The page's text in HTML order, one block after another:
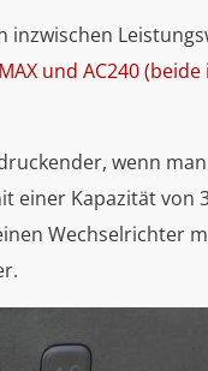
inzwischen
und AC240 (beide
wenn
einer Kapazität von
Wechselrichter